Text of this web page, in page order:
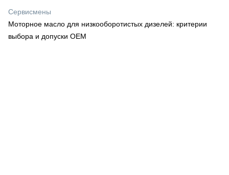
СПЕЦПРОЕКТЫ
МЕРОПРИЯТИЯ
Сервисмены
Моторное масло для низкооборотистых дизелей: критерии
выбора и допуски OEM